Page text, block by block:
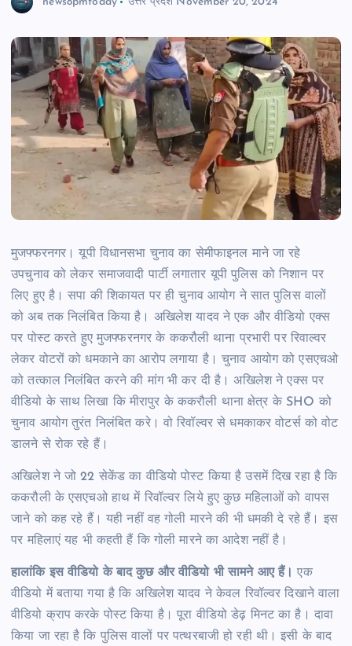
मुजफ्फरनगर। यूपी विधानसभा चुनाव का सेमीफाइनल माने जा रहे
उपचुनाव को लेकर समाजवादी पार्टी लगातार यूपी पुलिस को निशान पर
लिए हुए है। सपा की शिकायत पर ही चुनाव आयोग ने सात पुलिस वालों
को अब तक निलंबित किया है। अखिलेश यादव ने एक और वीडियो एक्स
पर पोस्ट करते हुए मुजफ्फरनगर के ककरौली थाना प्रभारी पर रिवाल्वर
लेकर वोटरों को धमकाने का आरोप लगाया है। चुनाव आयोग को एसएचओ
को तत्काल निलंबित करने की मांग भी कर दी है। अखिलेश ने एक्स पर
वीडियो के साथ लिखा कि मीरापुर के ककरौली थाना क्षेत्र के SHO को
चुनाव आयोग तुरंत निलंबित करे। वो रिवॉल्वर से धमकाकर वोटर्स को वोट
डालने से रोक रहे हैं।
अखिलेश ने जो 22 सेकेंड का वीडियो पोस्ट किया है उसमें दिख रहा है कि
ककरौली के एसएचओ हाथ में रिवॉल्वर लिये हुए कुछ महिलाओं को वापस
जाने को कह रहे हैं। यही नहीं वह गोली मारने की भी धमकी दे रहे हैं। इस
पर महिलाएं यह भी कहती हैं कि गोली मारने का आदेश नहीं है।
हालांकि इस वीडियो के बाद कुछ और वीडियो भी सामने आए हैं। एक
वीडियो में बताया गया है कि अखिलेश यादव ने केवल रिवॉल्वर दिखाने वाला
वीडियो क्राप करके पोस्ट किया है। पूरा वीडियो डेढ़ मिनट का है। दावा
किया जा रहा है कि पुलिस वालों पर पत्थरबाजी हो रही थी। इसी के बाद